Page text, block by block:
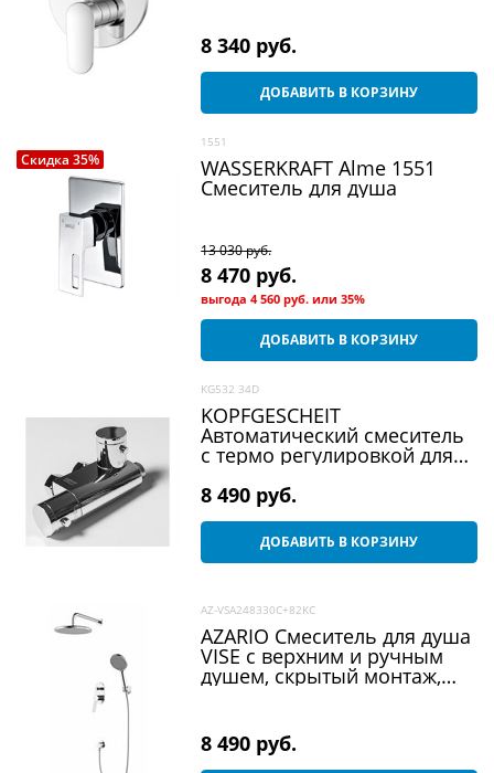
8 340 руб.
ДОБАВИТЬ В КОРЗИНУ
Скидка 35%
1551
WASSERKRAFT Alme 1551
Смеситель для душа
13 030 руб.
8 470 руб.
выгода4 560 руб. или35%
ДОБАВИТЬ В КОРЗИНУ
KG532 34D
KOPFGESCHEIT
Автоматический смеситель
с термо регулировкой для
KR532 34D (HD34)
8 490 руб.
ДОБАВИТЬ В КОРЗИНУ
AZ-VSA248330C+82KC
AZARIO Смеситель для душа
VISE с верхним и ручным
душем, скрытый монтаж,
8 490 руб.